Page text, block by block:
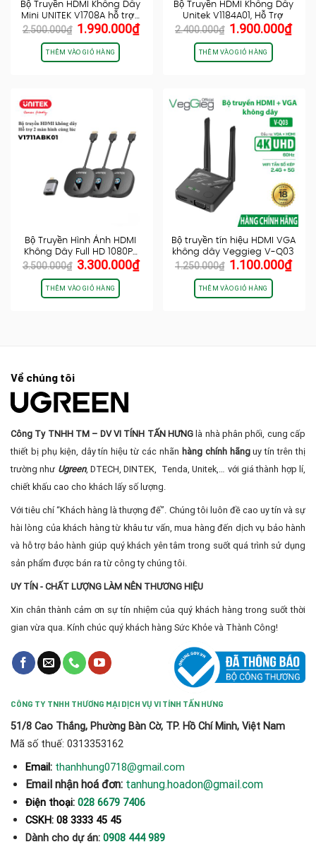
Bộ Truyền HDMI Không Dây
Mini UNITEK V1708A hỗ trợ…
2.500.000₫ Giá
gốc
là:
2.500.000₫.
1.990.000₫Giá
THÊM VÀO GIỎ HÀNG
Bộ Truyền HDMI Không Dây
Unitek V1184A01, Hỗ Trợ
cổng…
2.400.000₫ Giá
gốc
là:
2.400.000₫.
1.900.000₫Giá
THÊM VÀO GIỎ HÀNG
Bộ Truyền Hình Ảnh HDMI
Không Dây Full HD 1080P…
3.500.000₫ Giá
gốc
là:
3.500.000₫.
3.300.000₫Giá
THÊM VÀO GIỎ HÀNG
Bộ truyền tín hiệu HDMI VGA
không dây Veggieg V-Q03
1.250.000₫ Giá
gốc
là:
1.250.000₫.
1.100.000₫Giá
THÊM VÀO GIỎ HÀNG
Về chúng tôi
Công Ty TNHH TM – DV VI TÍNH TẤN HƯNG là nhà phân phối, cung cấp
thiết bị phụ kiện, dây tín hiệu từ các nhãn hàng chính hãnguy tín trên thị
trường như Ugreen, DTECH, DINTEK, Tenda, Unitek,… với giá thành hợp lí,
chiết khấu cao cho khách lấy số lượng.
Với tiêu chí “Khách hàng là thượng đế”. Chúng tôi luôn đề cao uy tín và sự
hài lòng của khách hàng từ khâu tư vấn, mua hàng đến dịch vụ bảo hành
và hỗ trợ bảo hành giúp quý khách yên tâm trong suốt quá trình sử dụng
sản phẩm được bán ra từ công ty chúng tôi.
UY TÍN - CHẤT LƯỢNG LÀM NÊN THƯƠNG HIỆU
Xin chân thành cảm ơn sự tín nhiệm của quý khách hàng trong suốt thời
gian vừa qua. Kính chúc quý khách hàng Sức Khỏe và Thành Công!
CÔNG TY TNHH THƯƠNG MẠI DỊCH VỤ VI TÍNH TẤN HƯNG
51/8 Cao Thắng, Phường Bàn Cờ, TP. Hồ Chí Minh, Việt Nam
Mã số thuế: 0313353162
Email: thanhhung0718@gmail.com
Email nhận hoá đơn: tanhung.hoadon@gmail.com
Điện thoại: 028 6679 7406
CSKH: 08 3333 45 45
Dành cho dự án: 0908 444 989